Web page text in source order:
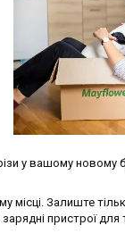
у вашому новому
Залиште
пристрої для